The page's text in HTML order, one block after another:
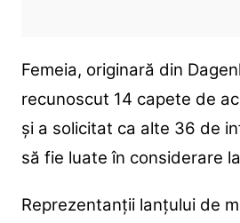
Femeia, originară din
recunoscut 14 capete de
și a solicitat ca alte 36 de
să fie luate în considerare
Reprezentanții lanțului de